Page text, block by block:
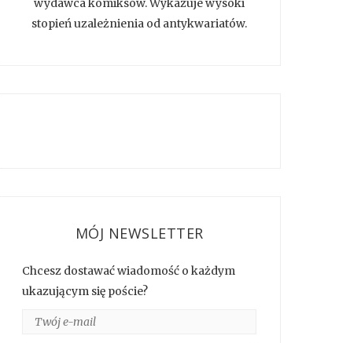
wydawca komiksów. Wykazuje wysoki
stopień uzależnienia od antykwariatów.
MÓJ NEWSLETTER
Chcesz dostawać wiadomość o każdym
ukazującym się poście?